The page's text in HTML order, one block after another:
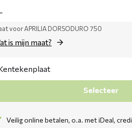
voor APRILIA DORSODURO 750
is mijn maat?
Selecteer
Veilig online betalen, o.a. met iDeal,